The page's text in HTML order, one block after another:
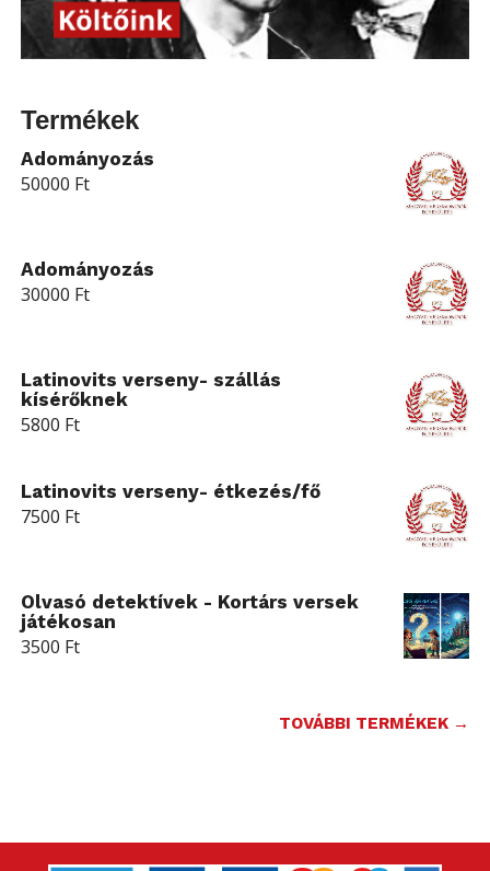
Termékek
Adományozás
50000 Ft
Adományozás
30000 Ft
Latinovits verseny- szállás
kísérőknek
5800 Ft
Latinovits verseny- étkezés/fő
7500 Ft
Olvasó detektívek - Kortárs versek
játékosan
3500 Ft
TOVÁBBI TERMÉKEK →